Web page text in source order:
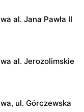
al. Jana Pawła II
al. Jerozolimskie
ul. Górczewska